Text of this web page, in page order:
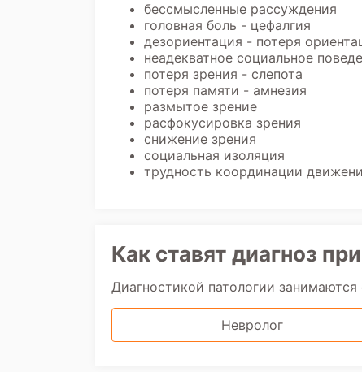
бессмысленные рассуждения
головная боль - цефалгия
дезориентация - потеря
неадекватное социальное
потеря зрения - слепота
потеря памяти - амнезия
размытое зрение
расфокусировка зрения
снижение зрения
социальная изоляция
трудность координации
Как ставят диагноз
Диагностикой патологии
Невролог